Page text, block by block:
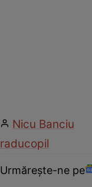
Nicu Banciu
raducopil
Urmărește-ne pe